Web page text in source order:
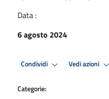
Data :
6 agosto 2024
Condividi Vedi azioni
Categorie: